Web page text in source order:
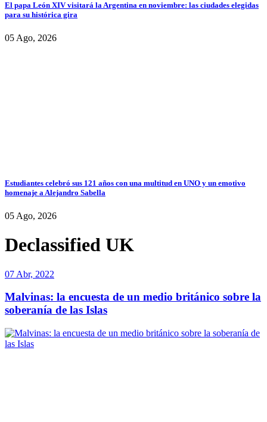
El papa León XIV visitará la Argentina en noviembre: las ciudades elegidas
para su histórica gira
05 Ago, 2026
Estudiantes celebró sus 121 años con una multitud en UNO y un emotivo
homenaje a Alejandro Sabella
05 Ago, 2026
Declassified UK
07 Abr, 2022
Malvinas: la encuesta de un medio británico sobre la
soberanía de las Islas